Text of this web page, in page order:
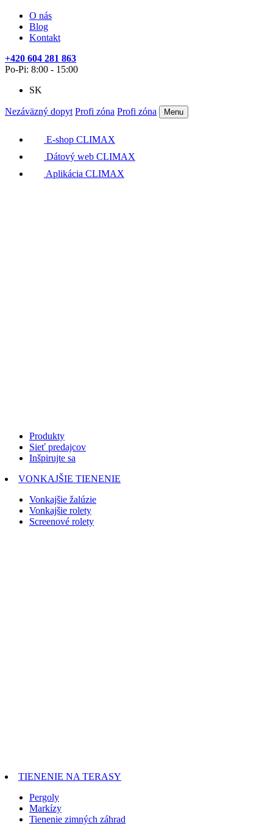
O nás
Blog
Kontakt
+420 604 281 863
Po-Pi: 8:00 - 15:00
SK
Nezáväzný dopyt Profi zóna Profi zóna Menu
E-shop CLIMAX
Dátový web CLIMAX
Aplikácia CLIMAX
Produkty
Sieť predajcov
Inšpirujte sa
VONKAJŠIE TIENENIE
Vonkajšie žalúzie
Vonkajšie rolety
Screenové rolety
TIENENIE NA TERASY
Pergoly
Markízy
Tienenie zimných záhrad